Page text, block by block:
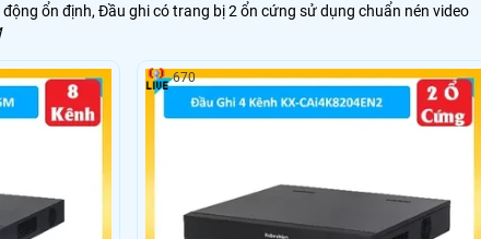
ổn định, Đầu ghi có trang bị 2 ổn cứng sử dụng chuẩn nén video
670